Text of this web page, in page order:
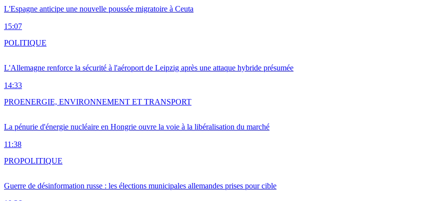
L'Espagne anticipe une nouvelle poussée migratoire à Ceuta
15:07
L'Allemagne renforce la sécurité à l'aéroport de Leipzig après une attaque hybride présumée
14:33
POLITIQUE
La pénurie d'énergie nucléaire en Hongrie ouvre la voie à la libéralisation du marché
11:38
PROENERGIE, ENVIRONNEMENT ET TRANSPORT
Guerre de désinformation russe : les élections municipales allemandes prises pour cible
PROPOLITIQUE